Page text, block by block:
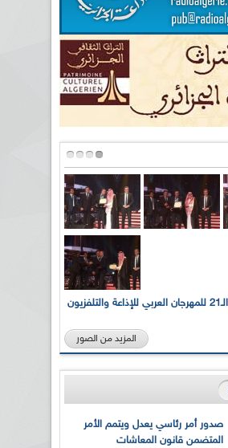
بالصور... الدورة الـ21 للمهرجان العربي للإذاعة والتلفزيون
المزيد من الصور
صدور أمر رئاسي يعدل ويتمم الأمر
المتضمن قانون المعاشات